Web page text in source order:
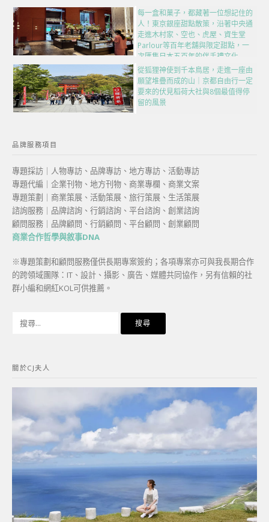
每一盒和菓子，都藏著一位想記住的
人！東京銀座甜點散策，沿著中央通
走進木村家、空也、虎屋、資生堂
Parlour等百年老舖與限定甜點，一
次匯集日本五百年的伴手禮文化
從狐狸神使到千本鳥居，走進一座由
願望堆疊而成的山｜京都自由行一定
要來的伏見稻荷大社與8個最值得停
留的風景
品牌服務項目
專題採訪｜人物專訪、品牌專訪、地方專訪、活動專訪
專題代編｜企業刊物、地方刊物、商業專欄、商業文案
專題策劃｜商業策展、活動策展、旅行策展、生活策展
諮詢服務｜品牌諮詢、行銷諮詢、平台諮詢、創業諮詢
顧問服務｜品牌顧問、行銷顧問、平台顧問、創業顧問
商業合作哲學與敘事DNA
※專題策劃和顧問服務僅供長期專案簽約；各項專案亦可與我長期合作
的跨領域團隊：IT、設計、攝影、廣告、媒體共同協作，另有信賴的社
群小編和網紅KOL可供推薦。
字:
關於CJ夫人